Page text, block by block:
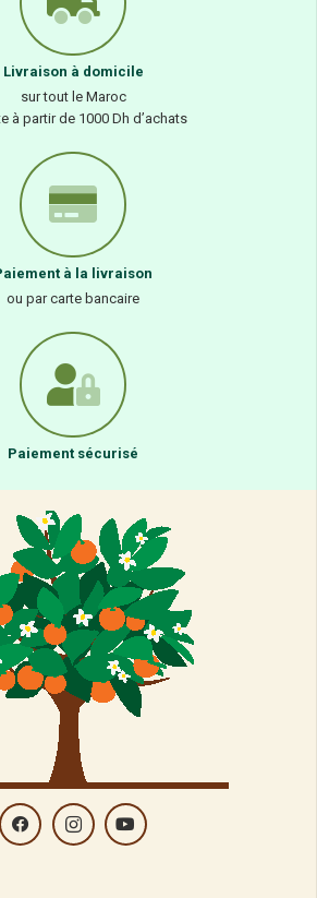
Livraison à domicile
sur tout le Maroc
à partir de 1000 Dh d’achats
à la livraison
ou par carte bancaire
Paiement sécurisé